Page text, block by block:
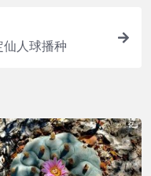
人球播种